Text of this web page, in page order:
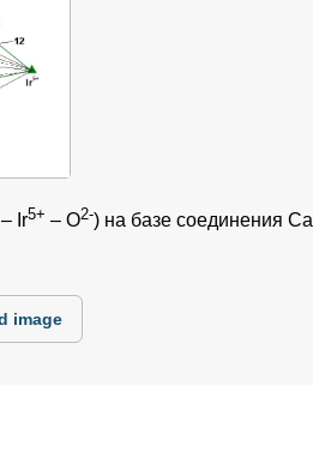
– Ir5+ – O2-) на базе соединения Ca
image